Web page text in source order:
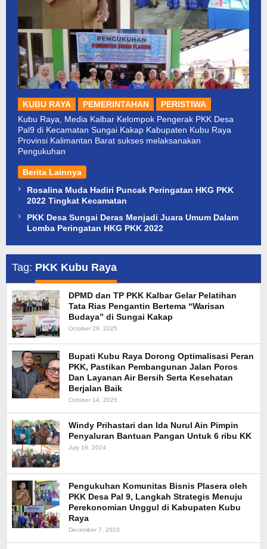
KUBU RAYA PEMERINTAHAN
PERISTIWA
Kubu Raya, Media Kalbar Kelompok Pengerak PKK Desa
Pal9 di Kecamatan Sungai Kakap Kabupaten Kubu Raya
Provinsi Kalimantan Barat sukses melaksanakan
Pengukuhan
Berita Lainnya
Rosalina Muda Hadiri Puncak Peringatan HKG PKK
2022 Tingkat Kecamatan
PKK Desa Sungai Deras Menjadi Juara Umum Dalam
Lomba Peringatan HKG PKK 2022
Tag: PKK Kubu Raya
DPMD dan TP PKK Kalbar Gelar Pelatihan
Tata Rias Pengantin Bertema “Warisan
Budaya” di Sungai Kakap
October 29, 2025
Bupati Kubu Raya Dorong Optimalisasi Peran
PKK, Pastikan Pembangunan Jalan Poros
Dan Layanan Air Bersih Serta Kesehatan
Berjalan Baik
October 14, 2025
Windy Prihastari dan Ida Nurul Ain Pimpin
Penyaluran Bantuan Pangan Untuk 6 ribu KK
July 16, 2024
Pengukuhan Komunitas Bisnis Plasera oleh
PKK Desa Pal 9, Langkah Strategis Menuju
Perekonomian Unggul di Kabupaten Kubu
Raya
December 7, 2023